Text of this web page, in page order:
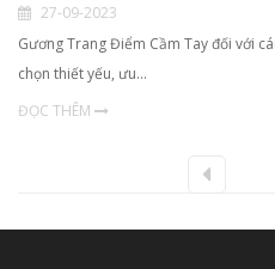
27-09-2023
Gương Trang Điểm Cầm Tay đối với
chọn thiết yếu, ưu…
ĐỌC THÊM